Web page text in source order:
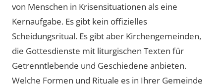
von Menschen in Krisensituationen als eine
Kernaufgabe. Es gibt kein offizielles
Scheidungsritual. Es gibt aber Kirchengemeinden,
die Gottesdienste mit liturgischen Texten für
Getrenntlebende und Geschiedene anbieten.
Welche Formen und Rituale es in Ihrer Gemeinde